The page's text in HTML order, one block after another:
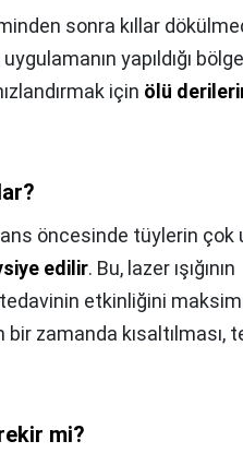
sonra kıllar
yapıldığı
için ölü
öncesinde tüylerin çok
edilir. Bu, lazer ışığının
etkinliğini
zamanda kısaltılması,
mi?